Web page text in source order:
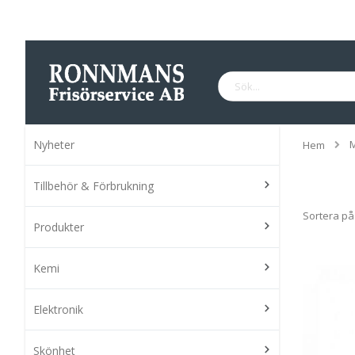
till
Sök
Nyheter
Tillbehör & Förbrukning
Produkter
Kemi
Elektronik
Skönhet
Hem
Sortera på